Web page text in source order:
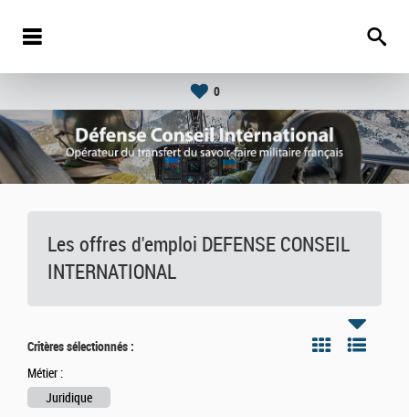
0
Les offres d'emploi DEFENSE CONSEIL
INTERNATIONAL
Critères sélectionnés :
Métier :
Juridique